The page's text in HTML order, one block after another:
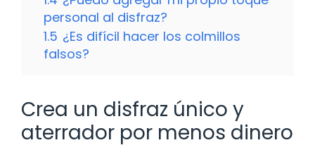
personal al disfraz?
1.5 ¿Es difícil hacer los colmillos
falsos?
Crea un disfraz único y
aterrador por menos dinero